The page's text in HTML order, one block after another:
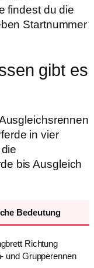
findest du die
Startnummer
gibt es
in vier
bis Ausgleich
Bedeutung
Richtung
und Grupperennen